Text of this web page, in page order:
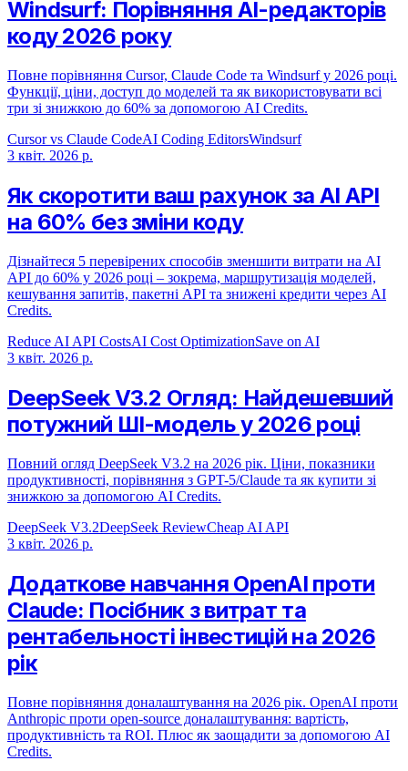
Windsurf: Порівняння AI-редакторів
коду 2026 року
Повне порівняння Cursor, Claude Code та Windsurf у 2026 році.
Функції, ціни, доступ до моделей та як використовувати всі
три зі знижкою до 60% за допомогою AI Credits.
Cursor vs Claude CodeAI Coding EditorsWindsurf
3 квіт. 2026 р.
Як скоротити ваш рахунок за AI API
на 60% без зміни коду
Дізнайтеся 5 перевірених способів зменшити витрати на AI
API до 60% у 2026 році – зокрема, маршрутизація моделей,
кешування запитів, пакетні API та знижені кредити через AI
Credits.
Reduce AI API CostsAI Cost OptimizationSave on AI
3 квіт. 2026 р.
DeepSeek V3.2 Огляд: Найдешевший
потужний ШІ-модель у 2026 році
Повний огляд DeepSeek V3.2 на 2026 рік. Ціни, показники
продуктивності, порівняння з GPT-5/Claude та як купити зі
знижкою за допомогою AI Credits.
DeepSeek V3.2DeepSeek ReviewCheap AI API
3 квіт. 2026 р.
Додаткове навчання OpenAI проти
Claude: Посібник з витрат та
рентабельності інвестицій на 2026
рік
Повне порівняння доналаштування на 2026 рік. OpenAI проти
Anthropic проти open-source доналаштування: вартість,
продуктивність та ROI. Плюс як заощадити за допомогою AI
Credits.